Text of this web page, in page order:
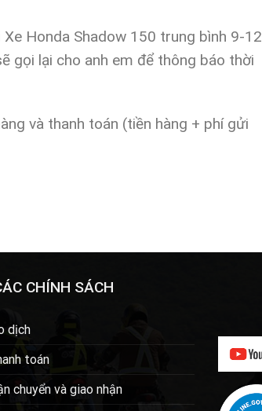
Honda Shadow 150 trung bình 9-12
gọi lại cho anh em để thông báo thời
và thanh toán (tiền hàng + phí gửi
CHÍNH SÁCH
dịch
toán
chuyển và giao nhận